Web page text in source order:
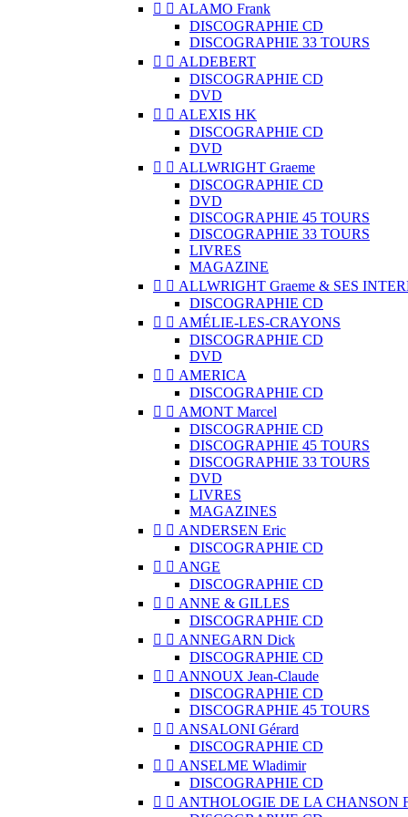
  ALAMO Frank
DISCOGRAPHIE CD
DISCOGRAPHIE 33 TOURS
  ALDEBERT
DISCOGRAPHIE CD
DVD
  ALEXIS HK
DISCOGRAPHIE CD
DVD
  ALLWRIGHT Graeme
DISCOGRAPHIE CD
DVD
DISCOGRAPHIE 45 TOURS
DISCOGRAPHIE 33 TOURS
LIVRES
MAGAZINE
  ALLWRIGHT Graeme & SES
DISCOGRAPHIE CD
  AMÉLIE-LES-CRAYONS
DISCOGRAPHIE CD
DVD
  AMERICA
DISCOGRAPHIE CD
  AMONT Marcel
DISCOGRAPHIE CD
DISCOGRAPHIE 45 TOURS
DISCOGRAPHIE 33 TOURS
DVD
LIVRES
MAGAZINES
  ANDERSEN Eric
DISCOGRAPHIE CD
  ANGE
DISCOGRAPHIE CD
  ANNE & GILLES
DISCOGRAPHIE CD
  ANNEGARN Dick
DISCOGRAPHIE CD
  ANNOUX Jean-Claude
DISCOGRAPHIE CD
DISCOGRAPHIE 45 TOURS
  ANSALONI Gérard
DISCOGRAPHIE CD
  ANSELME Wladimir
DISCOGRAPHIE CD
  ANTHOLOGIE DE LA CHANSON